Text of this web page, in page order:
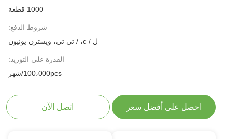
1000 قطعة
شروط الدفع:
ل / c، / تي تي، ويسترن يونيون
القدرة على التوريد:
100،000pcs/شهر
احصل على أفضل سعر اتصل الآن